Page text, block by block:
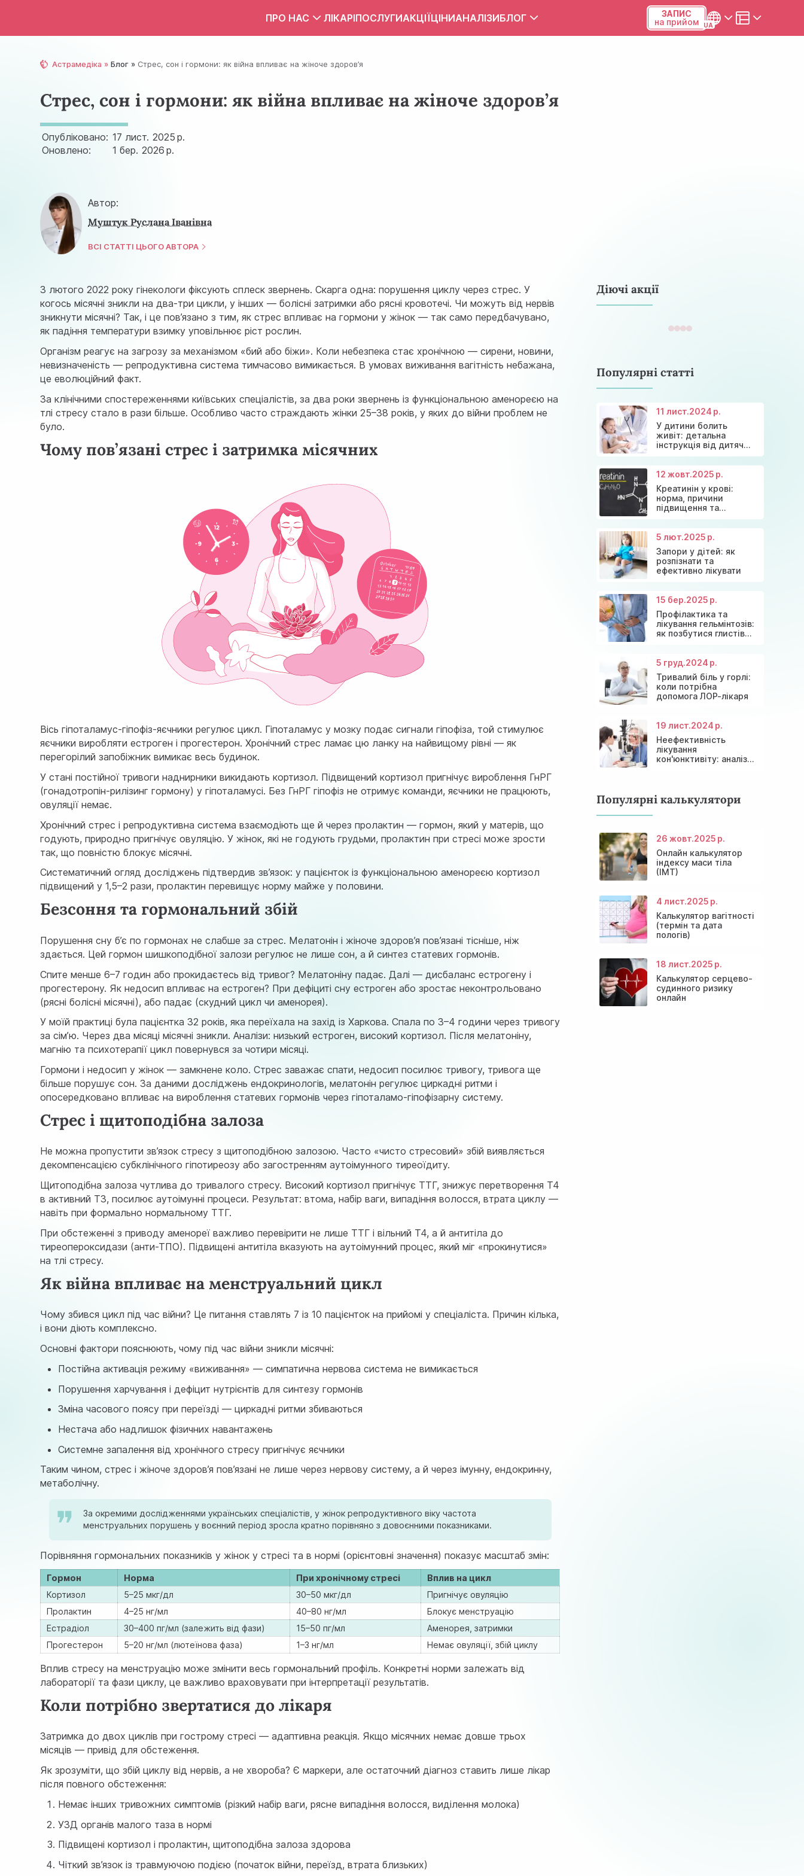
ПРО НАС
Правила внутрішнього розпорядку
ЛІКАРІПОСЛУГИАКЦІЇЦІНИАНАЛІЗИБЛОГ
ЗАПИС
на прийом
Астрамедіка Блог Стрес, сон і гормони: як війна впливає на жіноче здоров’я
Стрес, сон і гормони: як війна впливає на жіноче здоров’я
Опубліковано: 17 лист. 2025 р.
Оновлено:
1 бер. 2026 р.
Автор:
Муштук Руслана Іванівна
ВСІ СТАТТІ ЦЬОГО АВТОРА
З лютого 2022 року гінекологи фіксують сплеск звернень. Скарга одна: порушення циклу через стрес. У
когось місячні зникли на два-три цикли, у інших — болісні затримки або рясні кровотечі. Чи можуть від нервів
зникнути місячні? Так, і це пов’язано з тим, як стрес впливає на гормони у жінок — так само передбачувано,
як падіння температури взимку уповільнює ріст рослин.
Організм реагує на загрозу за механізмом «бий або біжи». Коли небезпека стає хронічною — сирени, новини,
невизначеність — репродуктивна система тимчасово вимикається. В умовах виживання вагітність небажана,
це еволюційний факт.
За клінічними спостереженнями київських спеціалістів, за два роки звернень із функціональною аменореєю на
тлі стресу стало в рази більше. Особливо часто страждають жінки 25–38 років, у яких до війни проблем не
було.
Чому пов’язані стрес і затримка місячних
Вісь гіпоталамус-гіпофіз-яєчники регулює цикл. Гіпоталамус у мозку подає сигнали гіпофіза, той стимулює
яєчники виробляти естроген і прогестерон. Хронічний стрес ламає цю ланку на найвищому рівні — як
перегорілий запобіжник вимикає весь будинок.
У стані постійної тривоги наднирники викидають кортизол. Підвищений кортизол пригнічує вироблення ГнРГ
(гонадотропін-рилізинг гормону) у гіпоталамусі. Без ГнРГ гіпофіз не отримує команди, яєчники не працюють,
овуляції немає.
Хронічний стрес і репродуктивна система взаємодіють ще й через пролактин — гормон, який у матерів, що
годують, природно пригнічує овуляцію. У жінок, які не годують грудьми, пролактин при стресі може зрости
так, що повністю блокує місячні.
Систематичний огляд досліджень підтвердив зв’язок: у пацієнток із функціональною аменореєю кортизол
підвищений у 1,5–2 рази, пролактин перевищує норму майже у половини.
Безсоння та гормональний збій
Порушення сну б’є по гормонах не слабше за стрес. Мелатонін і жіноче здоров’я пов’язані тісніше, ніж
здається. Цей гормон шишкоподібної залози регулює не лише сон, а й синтез статевих гормонів.
Спите менше 6–7 годин або прокидаєтесь від тривог? Мелатоніну падає. Далі — дисбаланс естрогену і
прогестерону. Як недосип впливає на естроген? При дефіциті сну естроген або зростає неконтрольовано
(рясні болісні місячні), або падає (скудний цикл чи аменорея).
У моїй практиці була пацієнтка 32 років, яка переїхала на захід із Харкова. Спала по 3–4 години через тривогу
за сім’ю. Через два місяці місячні зникли. Аналізи: низький естроген, високий кортизол. Після мелатоніну,
магнію та психотерапії цикл повернувся за чотири місяці.
Гормони і недосип у жінок — замкнене коло. Стрес заважає спати, недосип посилює тривогу, тривога ще
більше порушує сон. За данимидосліджень ендокринологів, мелатонін регулює циркадні ритми і
опосередковано впливає на вироблення статевих гормонів через гіпоталамо-гіпофізарну систему.
Стрес і щитоподібна залоза
Не можна пропустити зв’язок стресу з щитоподібною залозою. Часто «чисто стресовий» збій виявляється
декомпенсацією субклінічного гіпотиреозу або загостренням аутоімунного тиреоїдиту.
Щитоподібна залоза чутлива до тривалого стресу. Високий кортизол пригнічує ТТГ, знижує перетворення Т4
в активний Т3, посилює аутоімунні процеси. Результат: втома, набір ваги, випадіння волосся, втрата циклу —
навіть при формально нормальному ТТГ.
При обстеженні з приводу аменореї важливо перевірити не лише ТТГ і вільний Т4, а й антитіла до
тиреопероксидази (анти-ТПО). Підвищені антитіла вказують на аутоімунний процес, який міг «прокинутися»
на тлі стресу.
Як війна впливає на менструальний цикл
Чому збився цикл під час війни? Це питання ставлять 7 із 10 пацієнток на прийомі у спеціаліста. Причин кілька,
і вони діють комплексно.
Основні фактори пояснюють, чому під час війни зникли місячні:
Постійна активація режиму «виживання» — симпатична нервова система не вимикається
Порушення харчування і дефіцит нутрієнтів для синтезу гормонів
Зміна часового поясу при переїзді — циркадні ритми збиваються
Нестача або надлишок фізичних навантажень
Системне запалення від хронічного стресу пригнічує яєчники
Таким чином, стрес і жіноче здоров’я пов’язані не лише через нервову систему, а й через імунну, ендокринну,
метаболічну.
За окремими дослідженнями українських спеціалістів, у жінок репродуктивного віку частота
менструальних порушень у воєнний період зросла кратно порівняно з довоєнними показниками.
Порівняння гормональних показників у жінок у стресі та в нормі (орієнтовні значення) показує масштаб змін:
Гормон Норма При хронічному стресі
Вплив на цикл
Кортизол
5–25 мкг/дл 30–50 мкг/дл
Пригнічує овуляцію
Пролактин
4–25 нг/мл 40–80 нг/мл
Блокує менструацію
Естрадіол
30–400 пг/мл (залежить від фази) 15–50 пг/мл
Аменорея, затримки
Прогестерон
5–20 нг/мл (лютеїнова фаза) 1–3 нг/мл Немає овуляції, збій циклу
Вплив стресу на менструацію може змінити весь гормональний профіль. Конкретні норми залежать від
лабораторії та фази циклу, це важливо враховувати при інтерпретації результатів.
Коли потрібно звертатися до лікаря
Затримка до двох циклів при гострому стресі — адаптивна реакція. Якщо місячних немає довше трьох
місяців — привід для обстеження.
Як зрозуміти, що збій циклу від нервів, а не хвороба? Є маркери, але остаточний діагноз ставить лише лікар
після повного обстеження:
Немає інших тривожних симптомів (різкий набір ваги, рясне випадіння волосся, виділення молока)
УЗД органів малого таза в нормі
Підвищені кортизол і пролактин, щитоподібна залоза здорова
Чіткий зв’язок із травмуючою подією (початок війни, переїзд, втрата близьких)
Діючі акції
Знижки та акції на масаж у Київі
Консультація ендокринолога та
діагностика щитовидної залози
Діагностика щитовидної залози
Акція: 20% знижки на
консультації лікарів!
Популярні статті
11 лист.2024 р.
У дитини болить
живіт: детальна
інструкція від дитячих
12 жовт.2025 р.
Креатинін у крові:
норма, причини
підвищення та
5 лют.2025 р.
Запори у дітей: як
розпізнати та
ефективно лікувати
15 бер.2025 р.
Профілактика та
лікування гельмінтозів:
як позбутися глистів
5 груд.2024 р.
Тривалий біль у горлі:
коли потрібна
допомога ЛОР-лікаря
19 лист.2024 р.
Неефективність
лікування
кон'юнктивіту: аналіз
Популярні калькулятори
26 жовт.2025 р.
Онлайн калькулятор
індексу маси тіла
(ІМТ)
4 лист.2025 р.
Калькулятор вагітності
(термін та дата
пологів)
18 лист.2025 р.
Калькулятор серцево-
судинного ризику
онлайн